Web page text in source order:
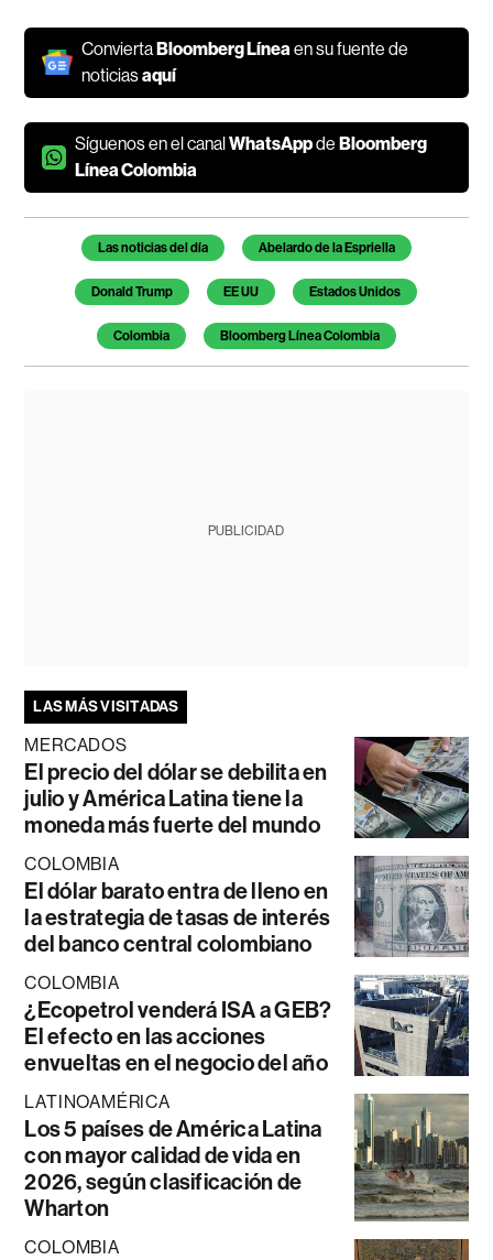
ConviertaBloomberg Línea en su fuente de
noticiasaquí
Síguenos en el canalWhatsAppdeBloomberg
Línea Colombia
Temas de este artículo
Las noticias del día Abelardo de la Espriella
Donald Trump EE UU Estados Unidos
Colombia Bloomberg Línea Colombia
PUBLICIDAD
LAS MÁS VISITADAS
MERCADOS
El precio del dólar se debilita en
julio y América Latina tiene la
moneda más fuerte del mundo
COLOMBIA
El dólar barato entra de lleno en
la estrategia de tasas de interés
del banco central colombiano
COLOMBIA
¿Ecopetrol venderá ISA a GEB?
El efecto en las acciones
envueltas en el negocio del año
LATINOAMÉRICA
Los 5 países de América Latina
con mayor calidad de vida en
2026, según clasificación de
Wharton
COLOMBIA